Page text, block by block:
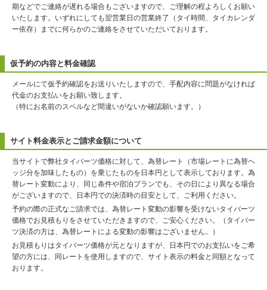
期などでご連絡が遅れる場合もございますので、ご理解の程よろしくお願い
いたします。いずれにしても翌営業日の営業終了（タイ時間、タイカレンダ
ー依存）までに何らかのご連絡をさせていただいております。
仮予約の内容と料金確認
メールにて仮予約確認をお送りいたしますので、手配内容に問題がなければ
代金のお支払いをお願い致します。
（特にお名前のスペルなど間違いがないか確認願います。）
サイト料金表示とご請求金額について
当サイトで弊社タイバーツ価格に対して、為替レート（市場レートに為替ヘ
ッジ分を加味したもの）を乗じたものを日本円として表示しております。為
替レート変動により、同じ条件や宿泊プランでも、その日により異なる場合
がございますので、日本円での決済時の目安として、ご利用ください。
予約の際の正式なご請求では、為替レート変動の影響を受けないタイバーツ
価格でお見積もりをさせていただきますので、ご安心ください。（タイバー
ツ決済の方は、為替レートによる変動の影響はございません。）
お見積もりはタイバーツ価格が元となりますが、日本円でのお支払いをご希
望の方には、同レートを使用しますので、サイト表示の料金と同額となって
おります。